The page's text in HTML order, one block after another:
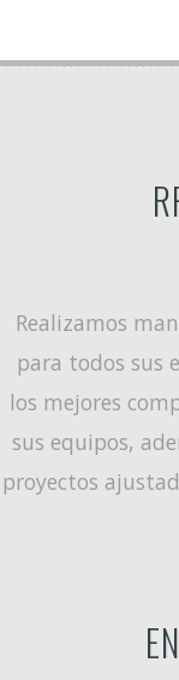
Realizamos
para todos sus
los mejores
sus equipos,
proyectos